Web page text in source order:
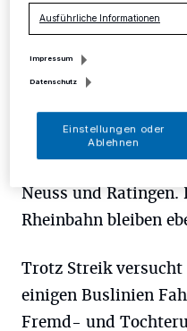
E s kann
Morgenstunden
Ausfällen kommen.
Netz der Rheinbahn,
der Kreis Mettmann,
die Verbindungen
Neuss und Ratingen.
Rheinbahn bleiben
Trotz Streik
einigen Buslinien
Fremd- und
Ausführliche Informationen
Impressum
Datenschutz
Einstellungen oder
Ablehnen